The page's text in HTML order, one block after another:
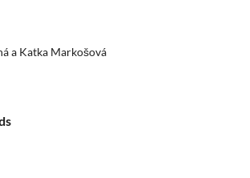
a Katka Markošová